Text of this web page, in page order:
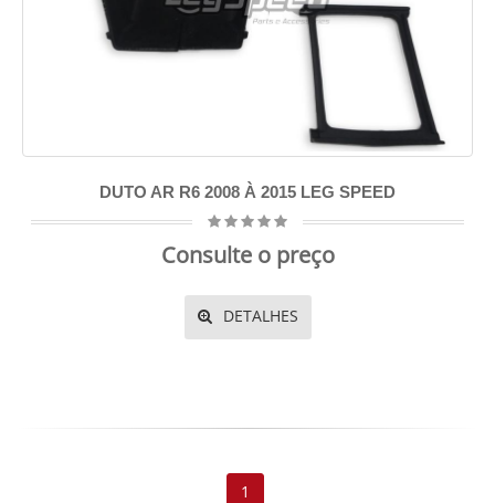
DUTO AR R6 2008 À 2015 LEG SPEED
Consulte o preço
DETALHES
1